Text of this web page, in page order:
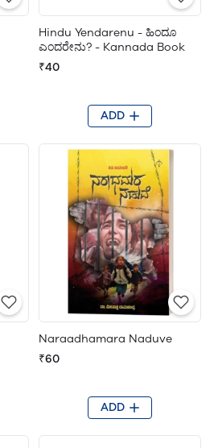
Hindu Yendarenu - ಹಿಂದೂ
ಎಂದರೇನು? - Kannada Book
₹40
ADD
Naraadhamara Naduve
₹60
ADD